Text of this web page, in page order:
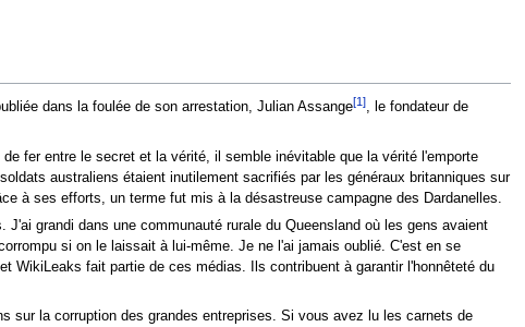
dans la foulée de son arrestation, Julian Assange[1], le fondateur de
fer entre le secret et la vérité, il semble inévitable que la vérité l'emporte
australiens étaient inutilement sacrifiés par les généraux britanniques sur
à ses efforts, un terme fut mis à la désastreuse campagne des Dardanelles.
grandi dans une communauté rurale du Queensland où les gens avaient
si on le laissait à lui-même. Je ne l'ai jamais oublié. C'est en se
WikiLeaks fait partie de ces médias. Ils contribuent à garantir l'honnêteté du
sur la corruption des grandes entreprises. Si vous avez lu les carnets de